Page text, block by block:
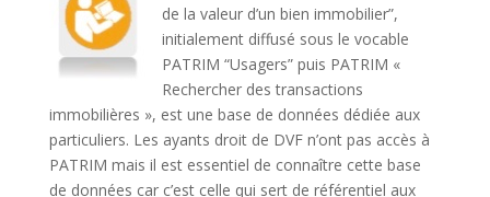
de la valeur d’un bien immobilier”,
initialement diffusé sous le vocable
PATRIM “Usagers” puis PATRIM «
Rechercher des transactions
immobilières », est une base de données dédiée aux
particuliers. Les ayants droit de DVF n’ont pas accès à
PATRIM mais il est essentiel de connaître cette base
de données car c’est celle qui sert de référentiel aux